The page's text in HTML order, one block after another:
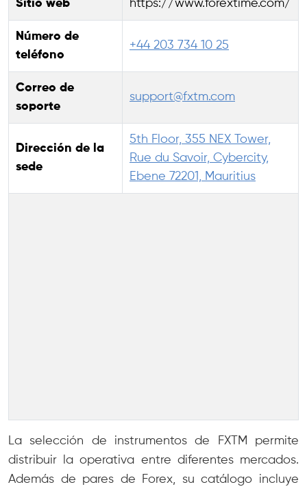
Sitio web https://www.forextime.com/
Número de
teléfono
+44 203 734 10 25
Correo de
soporte
support@fxtm.com
Dirección de la
sede
5th Floor, 355 NEX Tower,
Rue du Savoir, Cybercity,
Ebene 72201, Mauritius
La selección de instrumentos de FXTM permite
distribuir la operativa entre diferentes mercados.
Además de pares de Forex, su catálogo incluye